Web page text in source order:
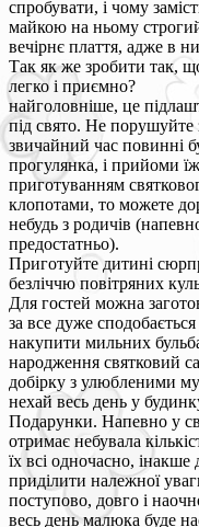
спробувати, і чому
майкою на ньому
вечірнє плаття, адже в
Так як же зробити так,
легко і приємно?
найголовніше, це
під свято. Не порушуйте
звичайний час повинні
прогулянка, і прийоми
приготуванням
клопотами, то можете
небудь з родичів
предостатньо).
Приготуйте дитині
безліччю повітряних
Для гостей можна
за все дуже
накупити мильних
народження святковий
добірку з улюбленими
нехай весь день у
Подарунки. Напевно у
отримає небувала
їх всі одночасно,
приділити належної
поступово, довго і
весь день малюка буде